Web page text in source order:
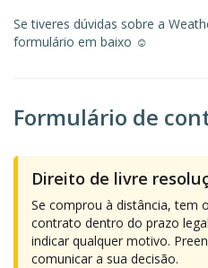
Se tiveres dúvidas sobre a
formulário em baixo ☺️
Formulário de
Direito de livre
Se comprou à distância, tem
contrato dentro do prazo
indicar qualquer motivo.
comunicar a sua decisão.